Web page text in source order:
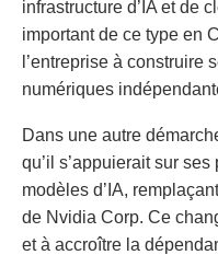
infrastructure d’IA et de
important de ce type en
l’entreprise à construire
numériques
Dans une autre
qu’il s’appuierait sur
modèles d’IA,
de Nvidia Corp. Ce
et à accroître la